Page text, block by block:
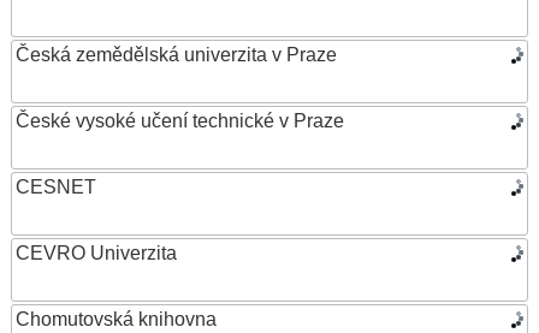
Česká zemědělská univerzita v Praze
České vysoké učení technické v Praze
CESNET
CEVRO Univerzita
Chomutovská knihovna